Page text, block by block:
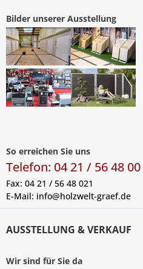
Bilder unserer Ausstellung
So erreichen Sie uns
Telefon: 04 21 / 56 48 00
Fax: 04 21 / 56 48 021
E-Mail: info@holzwelt-graef.de
AUSSTELLUNG & VERKAUF
Wir sind für Sie da